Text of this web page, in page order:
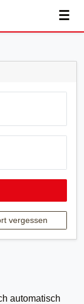
☰
vergessen
automatisch